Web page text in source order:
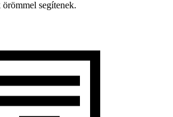
örömmel segítenek.